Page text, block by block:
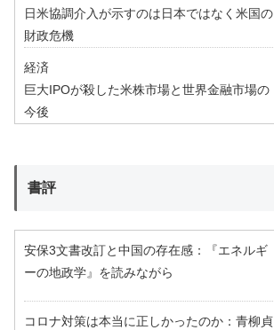
日米協調介入が示すのは日本ではなく米国の
財政危機
経済
巨大IPOが殺した米株市場と世界金融市場の
今後
書評
安保3文書改訂と中国の存在感：『エネルギ
ーの地政学』を読みながら
コロナ対策は本当に正しかったのか：青柳貞